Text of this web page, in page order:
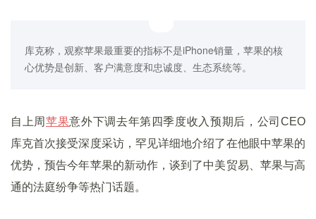
库克称，观察苹果最重要的指标不是iPhone销量，苹果的核
心优势是创新、客户满意度和忠诚度、生态系统等。
自上周 苹果意外下调去年第四季度收入预期后，公司CEO
库克首次接受深度采访，罕见详细地介绍了在他眼中苹果的
优势，预告今年苹果的新动作，谈到了中美贸易、苹果与高
通的法庭纷争等热门话题。